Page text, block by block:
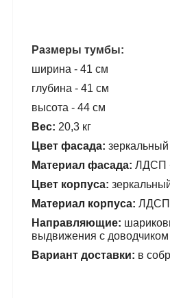
Размеры тумбы:
ширина - 41 см
глубина - 41 см
высота - 44 см
Вес: 20,3 кг
Цвет фасада:
Материал фасада: ЛДСП
Цвет корпуса:
Материал корпуса: ЛДСП
Направляющие:
выдвижения с доводчиком
Вариант доставки: в